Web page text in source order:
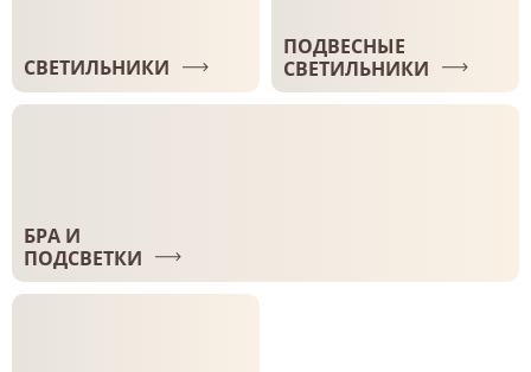
СВЕТИЛЬНИКИ
ПОДВЕСНЫЕ
СВЕТИЛЬНИКИ
БРА И
ПОДСВЕТКИ